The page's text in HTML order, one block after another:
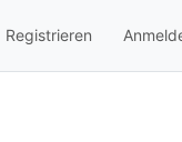
Registrieren